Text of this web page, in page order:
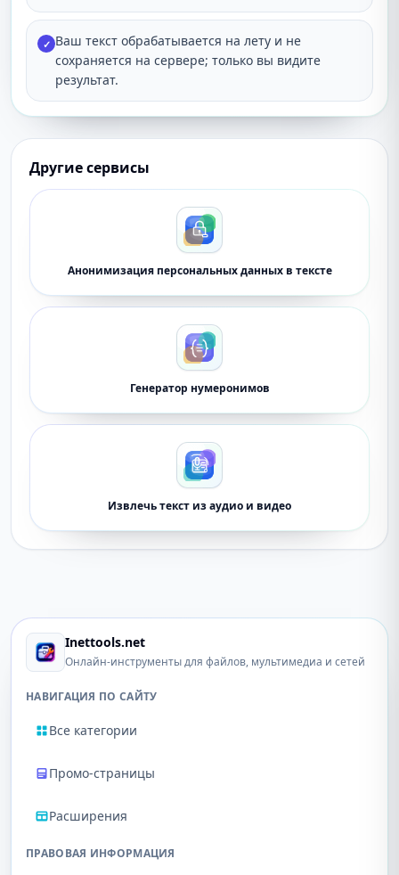
✓ Ваш текст обрабатывается на лету и не
сохраняется на сервере; только вы видите
результат.
Другие сервисы
Анонимизация персональных данных в тексте
Генератор нумеронимов
Извлечь текст из аудио и видео
Inettools.net
Онлайн-инструменты для файлов, мультимедиа и сетей
НАВИГАЦИЯ ПО САЙТУ
Все категории
Промо-страницы
Расширения
ПРАВОВАЯ ИНФОРМАЦИЯ